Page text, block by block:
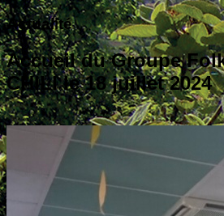
Actualité
Accueil du Groupe
CHILI le 18 juillet 2024